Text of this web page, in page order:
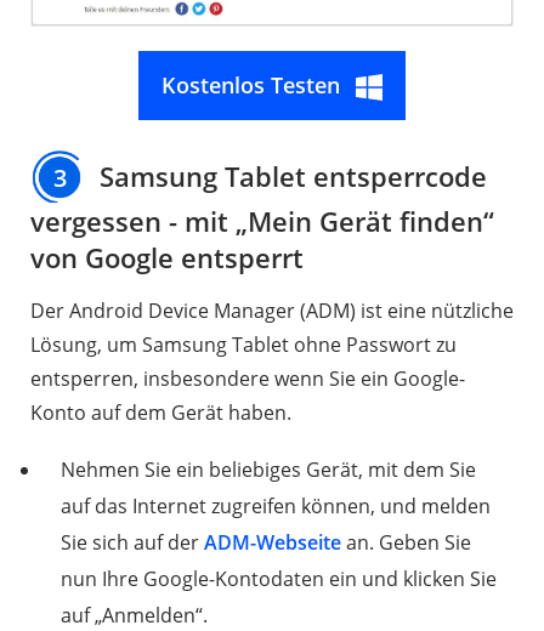
Kostenlos Testen
3
Samsung Tablet entsperrcode
vergessen - mit „Mein Gerät finden“
von Google entsperrt
Der Android Device Manager (ADM) ist eine nützliche
Lösung, um Samsung Tablet ohne Passwort zu
entsperren, insbesondere wenn Sie ein Google-
Konto auf dem Gerät haben.
Nehmen Sie ein beliebiges Gerät, mit dem Sie
auf das Internet zugreifen können, und melden
Sie sich auf derADM-Webseitean. Geben Sie
nun Ihre Google-Kontodaten ein und klicken Sie
auf „Anmelden“.